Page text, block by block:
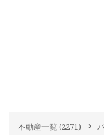
不動産一覧 (2271)